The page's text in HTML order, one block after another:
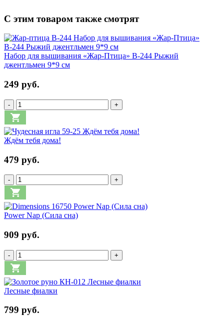
С этим товаром также смотрят
Набор для вышивания «Жар-Птица» В-244 Рыжий
джентльмен 9*9 см
249 руб.
- +
Ждём тебя дома!
479 руб.
- +
Power Nap (Сила сна)
909 руб.
- +
Лесные фиалки
799 руб.